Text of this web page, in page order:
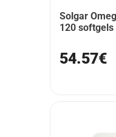
Solgar
120 softgels
54.57€